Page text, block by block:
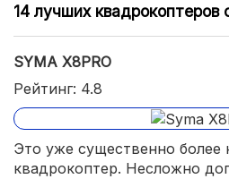
14 лучших
SYMA X8PRO
Рейтинг: 4.8
Это уже существенно более
квадрокоптер. Несложно